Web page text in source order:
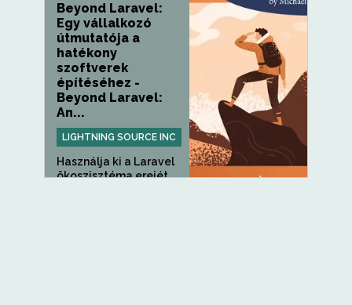
Beyond Laravel:
Egy vállalkozó
útmutatója a
hatékony
szoftverek
építéséhez -
Beyond Laravel:
An...
LIGHTNING SOURCE INC
Használja ki a Laravel
ökoszisztéma erejét,